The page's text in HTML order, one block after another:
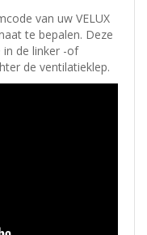
van uw VELUX
te bepalen. Deze
in de linker -of
de ventilatieklep.